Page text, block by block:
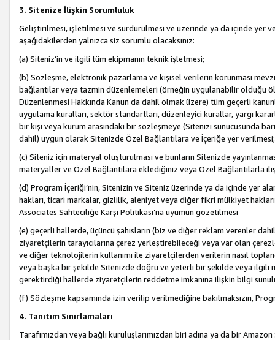
3. Sitenize İlişkin Sorumluluk
Geliştirilmesi, işletilmesi ve sürdürülmesi ve üzerinde ya da içinde yer
aşağıdakilerden yalnızca siz sorumlu olacaksınız:
(a) Siteniz’in ve ilgili tüm ekipmanın teknik işletmesi;
(b) Sözleşme, elektronik pazarlama ve kişisel verilerin korunması
bağlantılar veya tazmin düzenlemeleri (örneğin uygulanabilir olduğu
Düzenlenmesi Hakkında Kanun da dahil olmak üzere) tüm geçerli
uygulama kuralları, sektör standartları, düzenleyici kurallar, yargı
bir kişi veya kurum arasındaki bir sözleşmeye (Sitenizi sunucusunda
dahil) uygun olarak Sitenizde Özel Bağlantılara ve İçeriğe yer verilmesi;
(c) Siteniz için materyal oluşturulması ve bunların Sitenizde
materyaller ve Özel Bağlantılara eklediğiniz veya Özel Bağlantılarla
(d) Program İçeriği’nin, Sitenizin ve Siteniz üzerinde ya da içinde yer
hakları, ticari markalar, gizlilik, aleniyet veya diğer fikri mülkiyet
Associates Sahteciliğe Karşı Politikası’na uyumun gözetilmesi
(e) geçerli hallerde, üçüncü şahısların (biz ve diğer reklam verenler
ziyaretçilerin tarayıcılarına çerez yerleştirebileceği veya var olan
ve diğer teknolojilerin kullanımı ile ziyaretçilerden verilerin nasıl
veya başka bir şekilde Sitenizde doğru ve yeterli bir şekilde veya ilgili
gerektirdiği hallerde ziyaretçilerin reddetme imkanına ilişkin bilgi
(f) Sözleşme kapsamında izin verilip verilmediğine bakılmaksızın,
4. Tanıtım Sınırlamaları
Tarafımızdan veya bağlı kuruluşlarımızdan biri adına ya da bir